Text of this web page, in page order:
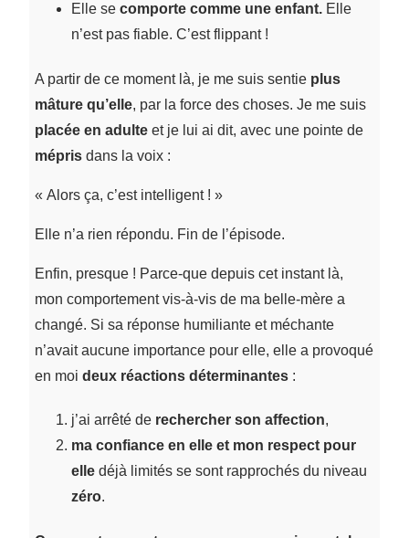
Elle se comporte comme une enfant. Elle
n’est pas fiable. C’est flippant !
A partir de ce moment là, je me suis sentie plus
mâture qu’elle, par la force des choses. Je me suis
placée en adulte et je lui ai dit, avec une pointe de
mépris dans la voix :
« Alors ça, c’est intelligent ! »
Elle n’a rien répondu. Fin de l’épisode.
Enfin, presque ! Parce-que depuis cet instant là,
mon comportement vis-à-vis de ma belle-mère a
changé. Si sa réponse humiliante et méchante
n’avait aucune importance pour elle, elle a provoqué
en moi deux réactions déterminantes:
j’ai arrêté de rechercher son affection,
ma confiance en elle et mon respect pour
elledéjà limités se sont rapprochés du niveau
zéro.